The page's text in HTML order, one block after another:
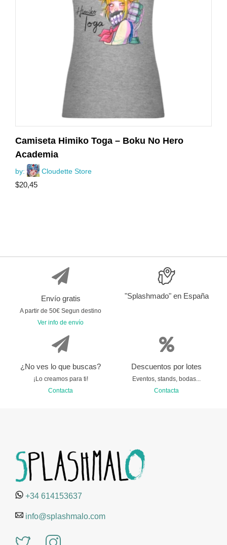
Camiseta Himiko Toga – Boku No Hero
Academia
by: Cloudette Store
$20,45
Envío gratis
A partir de 50€ Segun destino
Ver info de envío
"Splashmado" en España
¿No ves lo que buscas?
¡Lo creamos para ti!
Contacta
Descuentos por lotes
Eventos, stands, bodas...
Contacta
+34 614153637
info@splashmalo.com